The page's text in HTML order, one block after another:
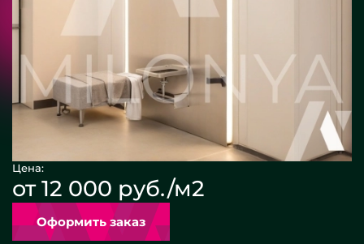
Цена:
от 12 000 руб./м2
Оформить заказ